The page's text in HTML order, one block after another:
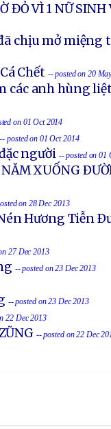
ĐỎ VÌ 1 NỮ SINH
chịu mở miệng
Chết -- posted on 20
các anh hùng
on 01 Oct 2014
-- posted on 01 Oct 2014
người -- posted on 01
XUỐNG
on 28 Dec 2013
Hương Tiễn
27 Dec 2013
-- posted on 23 Dec 2013
-- posted on 23 Dec 2013
22 Dec 2013
-- posted on 22 Dec